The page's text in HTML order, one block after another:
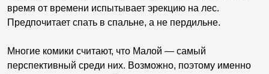
время от времени испытывает эрекцию на лес.
Предпочитает спать в спальне, а не пердильне.
Многие комики считают, что Малой — самый
перспективный среди них. Возможно, поэтому именно